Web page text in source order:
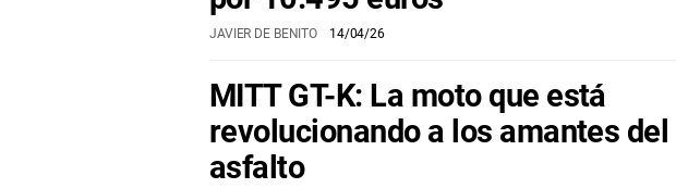
JAVIER DE BENITO 14/04/26
MITT GT-K: La moto que está
revolucionando a los amantes del
asfalto